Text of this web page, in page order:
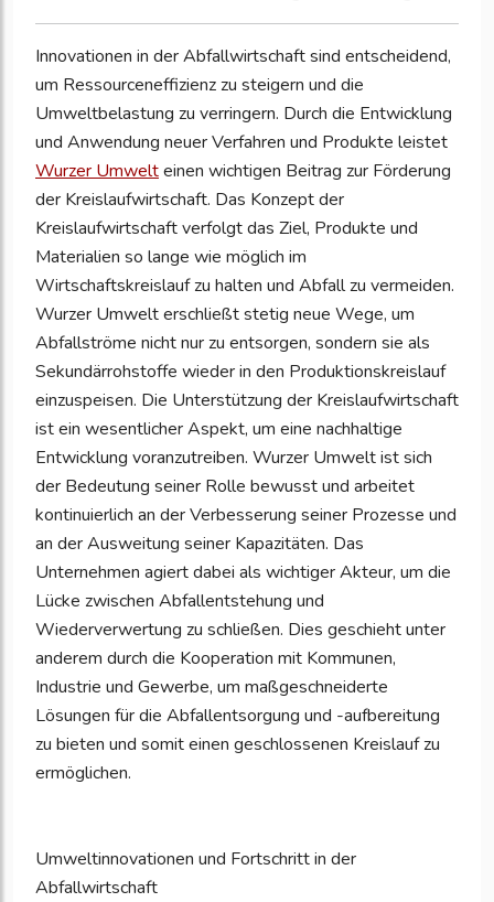
Innovationen in der Abfallwirtschaft sind entscheidend,
um Ressourceneffizienz zu steigern und die
Umweltbelastung zu verringern. Durch die Entwicklung
und Anwendung neuer Verfahren und Produkte leistet
Wurzer Umwelteinen wichtigen Beitrag zur Förderung
der Kreislaufwirtschaft. Das Konzept der
Kreislaufwirtschaft verfolgt das Ziel, Produkte und
Materialien so lange wie möglich im
Wirtschaftskreislauf zu halten und Abfall zu vermeiden.
Wurzer Umwelt erschließt stetig neue Wege, um
Abfallströme nicht nur zu entsorgen, sondern sie als
Sekundärrohstoffe wieder in den Produktionskreislauf
einzuspeisen. Die Unterstützung der Kreislaufwirtschaft
ist ein wesentlicher Aspekt, um eine nachhaltige
Entwicklung voranzutreiben. Wurzer Umwelt ist sich
der Bedeutung seiner Rolle bewusst und arbeitet
kontinuierlich an der Verbesserung seiner Prozesse und
an der Ausweitung seiner Kapazitäten. Das
Unternehmen agiert dabei als wichtiger Akteur, um die
Lücke zwischen Abfallentstehung und
Wiederverwertung zu schließen. Dies geschieht unter
anderem durch die Kooperation mit Kommunen,
Industrie und Gewerbe, um maßgeschneiderte
Lösungen für die Abfallentsorgung und -aufbereitung
zu bieten und somit einen geschlossenen Kreislauf zu
ermöglichen.
Umweltinnovationen und Fortschritt in der
Abfallwirtschaft